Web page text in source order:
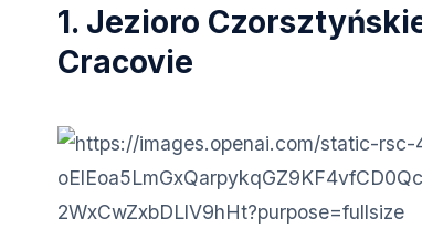
1. Jezioro
Cracovie